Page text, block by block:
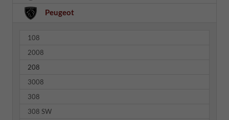
Peugeot
108
2008
208
3008
308
308 SW